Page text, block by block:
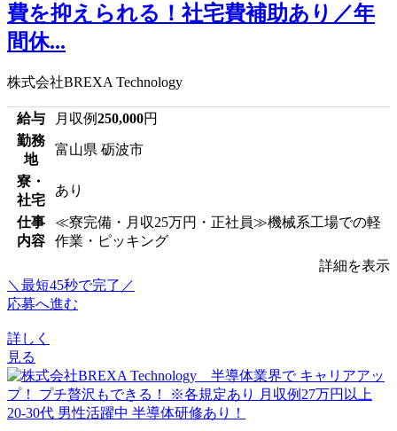
費を抑えられる！社宅費補助あり／年
間休...
株式会社BREXA Technology
給与 月収例250,000円
勤務
地
富山県 砺波市
寮・
社宅
あり
仕事
内容
≪寮完備・月収25万円・正社員≫機械系工場での軽
作業・ピッキング
詳細を表示
＼最短45秒で完了／
応募へ進む
詳しく
見る